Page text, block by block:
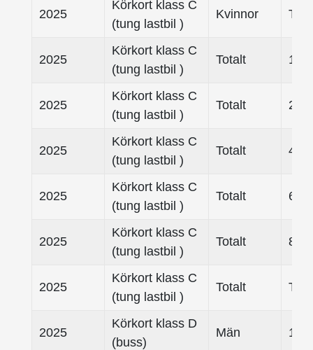
2025
Körkort klass C
(tung lastbil )
Kvinnor
2025
Körkort klass C
(tung lastbil )
Totalt 18 -
2025
Körkort klass C
(tung lastbil )
Totalt 25-
2025
Körkort klass C
(tung lastbil )
Totalt 45-
2025
Körkort klass C
(tung lastbil )
Totalt 65-
2025
Körkort klass C
(tung lastbil )
Totalt 80-
2025
Körkort klass C
(tung lastbil )
Totalt
2025
Körkort klass D
(buss)
Män 18 -